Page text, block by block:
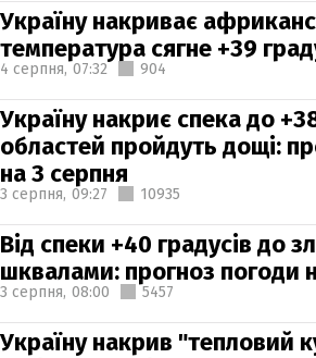
Україну накриває
температура сягне +39
4 серпня, 07:32 904
Україну накриє спека до
областей пройдуть дощі:
на 3 серпня
3 серпня, 09:27 10935
Від спеки +40 градусів до
шквалами: прогноз погоди
3 серпня, 08:00 5457
Україну накрив "тепловий